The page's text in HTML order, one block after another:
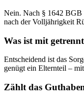
Nein. Nach § 1642 BGB
nach der Volljährigkeit
Was ist mit
Entscheidend ist das
genügt ein Elternteil –
Zählt das